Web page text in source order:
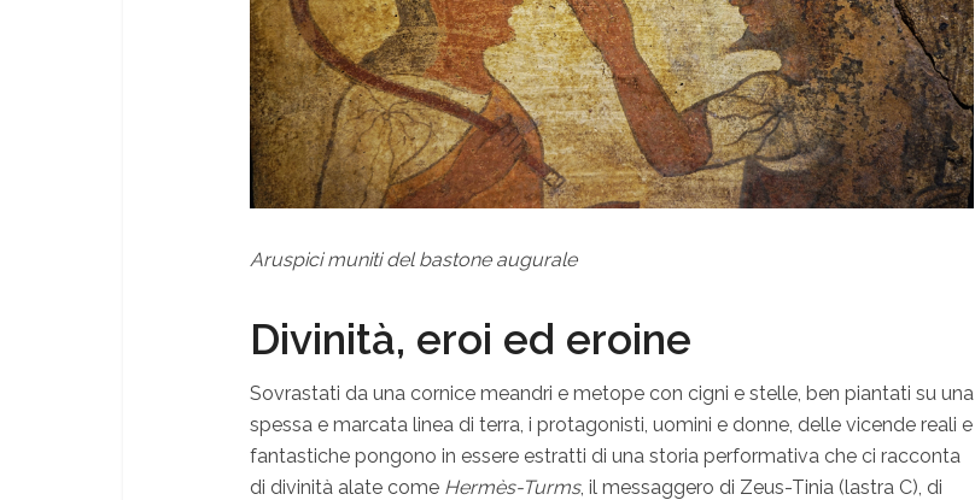
Aruspici muniti del bastone augurale
Divinità, eroi ed eroine
Sovrastati da una cornice meandri e metope con cigni e stelle, ben piantati su una
spessa e marcata linea di terra, i protagonisti, uomini e donne, delle vicende reali e
fantastiche pongono in essere estratti di una storia performativa che ci racconta
di divinità alate come Hermès-Turms, il messaggero di Zeus-Tinia (lastra C), di